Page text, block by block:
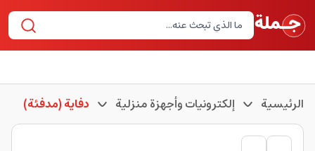
الرئيسية إلكترونيات وأجهزة منزلية دفاية (مدفئة)